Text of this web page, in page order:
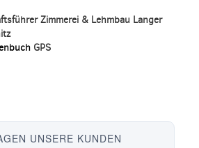
Zimmerei & Lehmbau Langer
GPS
UNSERE KUNDEN